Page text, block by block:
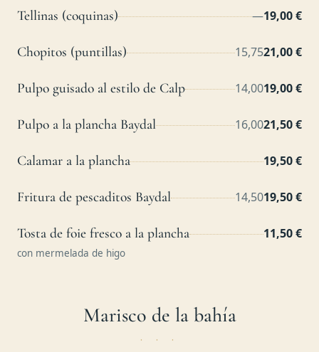
Tellinas (coquinas) —19,00 €
Chopitos (puntillas) 15,7521,00 €
Pulpo guisado al estilo de Calp 14,0019,00 €
Pulpo a la plancha Baydal 16,0021,50 €
Calamar a la plancha 19,50 €
Fritura de pescaditos Baydal 14,5019,50 €
Tosta de foie fresco a la plancha
con mermelada de higo
11,50 €
Marisco de la bahía